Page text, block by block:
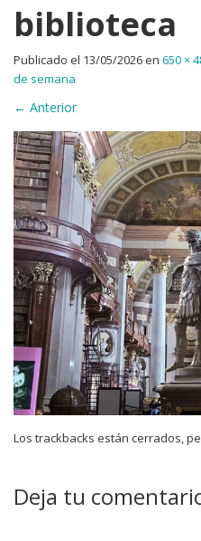
biblioteca
Publicado el 13/05/2026en 650 ×
de semana
← Anterior
Los trackbacks están cerrados,
Deja tu